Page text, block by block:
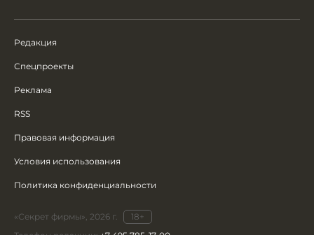
Редакция
Спецпроекты
Реклама
RSS
Правовая информация
Условия использования
Политика конфиденциальности
«Секрет фирмы», 2026 г.
18+